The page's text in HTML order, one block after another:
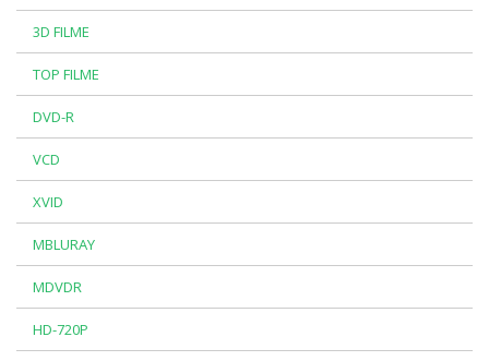
3D FILME
TOP FILME
DVD-R
VCD
XVID
MBLURAY
MDVDR
HD-720P